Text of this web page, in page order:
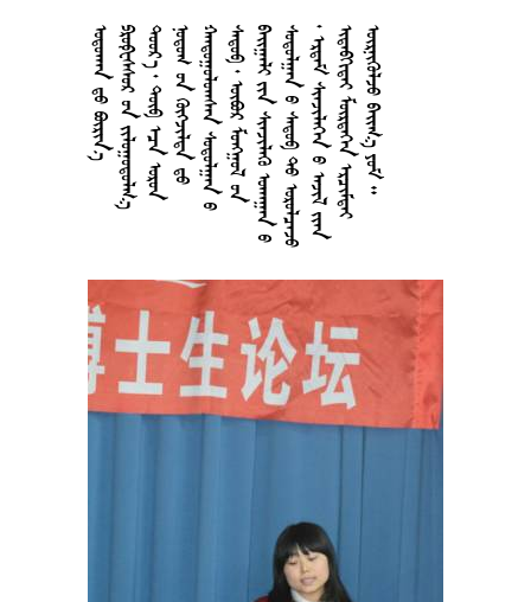











































































































































































































































 